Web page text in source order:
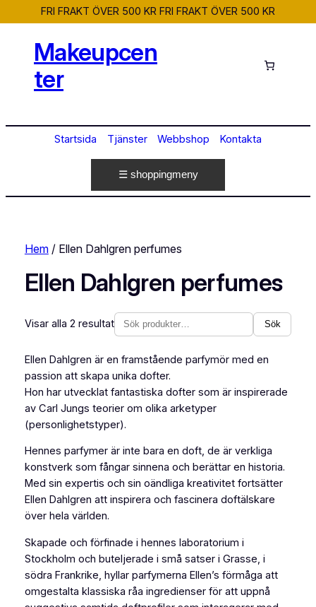
FRI FRAKT ÖVER 500 KR FRI FRAKT ÖVER 500 KR
Makeupcen
ter
Startsida Tjänster Webbshop Kontakta
☰ shoppingmeny
Hem/ Ellen Dahlgren perfumes
Ellen Dahlgren perfumes
Visar alla 2 resultat
Sök
Sök
Ellen Dahlgren är en framstående parfymör med en
passion att skapa unika dofter.
Hon har utvecklat fantastiska dofter som är inspirerade
av Carl Jungs teorier om olika arketyper
(personlighetstyper).
Hennes parfymer är inte bara en doft, de är verkliga
konstverk som fångar sinnena och berättar en historia.
Med sin expertis och sin oändliga kreativitet fortsätter
Ellen Dahlgren att inspirera och fascinera doftälskare
över hela världen.
Skapade och förfinade i hennes laboratorium i
Stockholm och buteljerade i små satser i Grasse, i
södra Frankrike, hyllar parfymerna Ellen’s förmåga att
omgestalta klassiska råa ingredienser för att uppnå